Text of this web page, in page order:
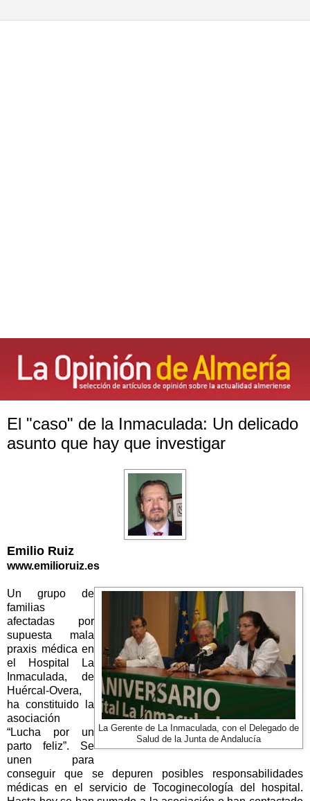
El "caso" de la Inmaculada: Un delicado
asunto que hay que investigar
Emilio Ruiz
www.emilioruiz.es
La Gerente de La Inmaculada, con el Delegado de
Salud de la Junta de Andalucía
Un grupo de
familias
afectadas por
supuesta mala
praxis médica en
el Hospital
La
Inmaculada, de
Huércal-Overa,
ha constituido la
asociación
“Lucha por un
parto feliz”. Se
unen para
conseguir que se depuren posibles responsabilidades
médicas en el servicio de Tocoginecología del hospital.